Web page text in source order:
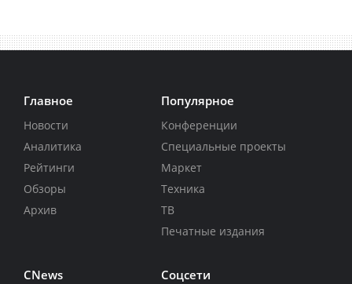
Главное
Новости
Аналитика
Рейтинги
Обзоры
Архив
Популярное
Конференции
Специальные проекты
Маркет
Техника
ТВ
Печатные издания
CNews Соцсети